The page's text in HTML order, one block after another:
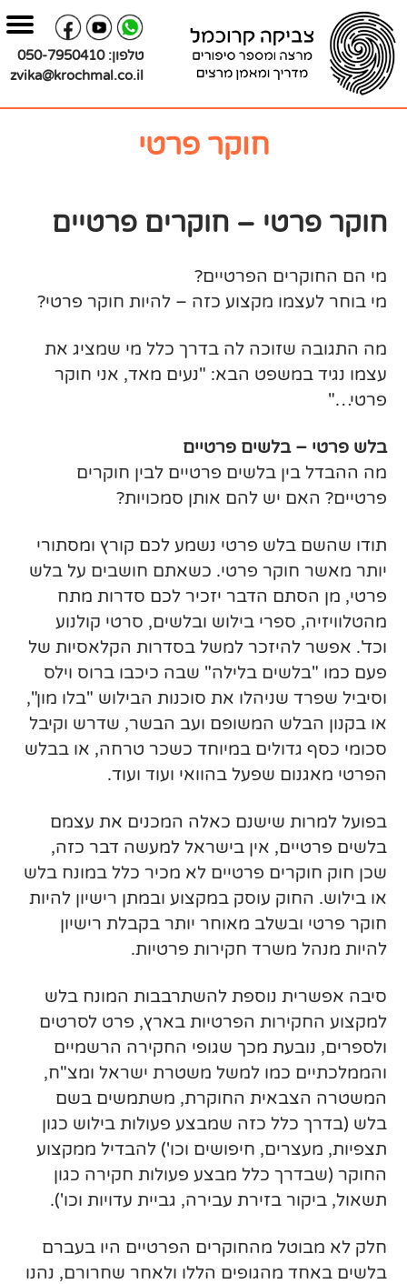
יצירת
קשר
עבור
לתוכן
טלפון:050-7950410
zvika@krochmal.co.il
חוקר פרטי
חוקר פרטי – חוקרים פרטיים
מי הם החוקרים הפרטיים?
מי בוחר לעצמו מקצוע כזה – להיות חוקר פרטי?
מה התגובה שזוכה לה בדרך כלל מי שמציג את
עצמו נגיד במשפט הבא: "נעים מאד, אני חוקר
פרטי…"
בלש פרטי – בלשים פרטיים
מה ההבדל בין בלשים פרטיים לבין חוקרים
פרטיים? האם יש להם אותן סמכויות?
תודו שהשם בלש פרטי נשמע לכם קורץ ומסתורי
יותר מאשר חוקר פרטי. כשאתם חושבים על בלש
פרטי, מן הסתם הדבר יזכיר לכם סדרות מתח
מהטלוויזיה, ספרי בילוש ובלשים, סרטי קולנוע
וכד'. אפשר להיזכר למשל בסדרות הקלאסיות של
פעם כמו "בלשים בלילה" שבה כיכבו ברוס וילס
וסיביל שפרד שניהלו את סוכנות הבילוש "בלו מון",
או בקנון הבלש המשופם ועב הבשר, שדרש וקיבל
סכומי כסף גדולים במיוחד כשכר טרחה, או בבלש
הפרטי מאגנום שפעל בהוואי ועוד ועוד.
בפועל למרות שישנם כאלה המכנים את עצמם
בלשים פרטיים, אין בישראל למעשה דבר כזה,
שכן חוק חוקרים פרטיים לא מכיר כלל במונח בלש
או בילוש. החוק עוסק במקצוע ובמתן רישיון להיות
חוקר פרטי ובשלב מאוחר יותר בקבלת רישיון
להיות מנהל משרד חקירות פרטיות.
סיבה אפשרית נוספת להשתרבבות המונח בלש
למקצוע החקירות הפרטיות בארץ, פרט לסרטים
ולספרים, נובעת מכך שגופי החקירה הרשמיים
והממלכתיים כמו למשל משטרת ישראל ומצ"ח,
המשטרה הצבאית החוקרת, משתמשים בשם
בלש (בדרך כלל כזה שמבצע פעולות בילוש כגון
תצפיות, מעצרים, חיפושים וכו') להבדיל ממקצוע
החוקר (שבדרך כלל מבצע פעולות חקירה כגון
תשאול, ביקור בזירת עבירה, גביית עדויות וכו').
חלק לא מבוטל מהחוקרים הפרטיים היו בעברם
בלשים באחד מהגופים הללו ולאחר שחרורם, נהנו